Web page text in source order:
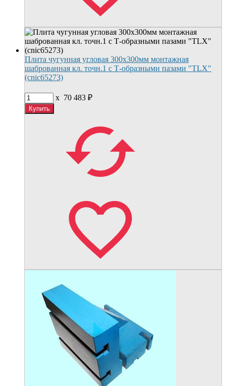
Плита чугунная угловая 300х300мм монтажная
шаброванная кл. точн.1 с Т-образными пазами "TLX"
(cnic65273)
x 70 483 ₽